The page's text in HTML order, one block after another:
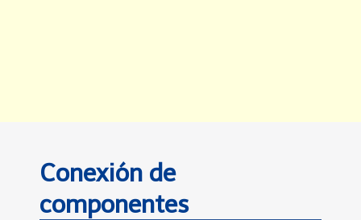
Conexión de
componentes